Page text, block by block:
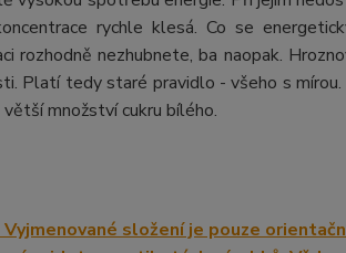
rychle klesá. Co se
rozhodně nezhubnete, ba naopak.
Platí tedy staré pravidlo - všeho s
větší množství cukru bílého.